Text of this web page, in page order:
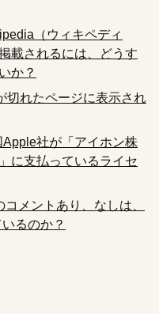
（ウィキペディ
載されるには、どうす
か？
切れたページに表示され
Apple社が「アイホン株
に支払っているライセ
メントあり、なしは、
るのか？